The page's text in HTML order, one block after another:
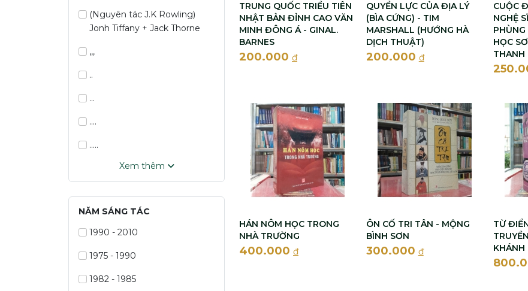
(Nguyên tác J.K Rowling)
Jonh Tiffany + Jack Thorne
,,,
..
...
....
.....
28 NHÀ VĂN
53 Tác giả
A - RO - CA - ĐI GAI - ĐA
A LÊ C XÊ I TÔN X TÔI
Xem thêm
NĂM SÁNG TÁC
1990 - 2010
1975 - 1990
1982 - 1985
TRUNG QUỐC TRIỀU TIÊN
NHẬT BẢN ĐỈNH CAO VĂN
MINH ĐÔNG Á - GINAL.
BARNES
200.000 đ
QUYỀN LỰC CỦA ĐỊA LÝ
(BÌA CỨNG) - TIM
MARSHALL (HƯỚNG HÀ
DỊCH THUẬT)
200.000 đ
CUỘC
NGHỆ
HỌC
THANH
HÁN NÔM HỌC TRONG
NHÀ TRƯỜNG
400.000 đ
ÔN CỐ TRI TÂN - MỘNG
BÌNH SƠN
300.000 đ
TỪ
KHÁNH